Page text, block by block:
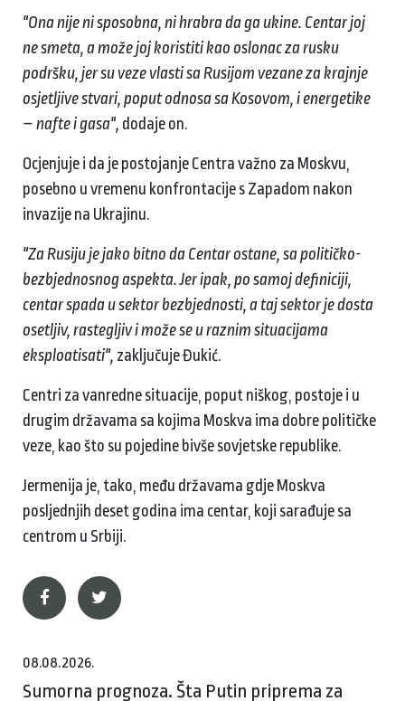
"Ona nije ni sposobna, ni hrabra da ga ukine. Centar joj
ne smeta, a može joj koristiti kao oslonac za rusku
podršku, jer su veze vlasti sa Rusijom vezane za krajnje
osjetljive stvari, poput odnosa sa Kosovom, i energetike
– nafte i gasa", dodaje on.
Ocjenjuje i da je postojanje Centra važno za Moskvu,
posebno u vremenu konfrontacije s Zapadom nakon
invazije na Ukrajinu.
"Za Rusiju je jako bitno da Centar ostane, sa političko-
bezbjednosnog aspekta. Jer ipak, po samoj definiciji,
centar spada u sektor bezbjednosti, a taj sektor je dosta
osetljiv, rastegljiv i može se u raznim situacijama
eksploatisati", zaključuje Đukić.
Centri za vanredne situacije, poput niškog, postoje i u
drugim državama sa kojima Moskva ima dobre političke
veze, kao što su pojedine bivše sovjetske republike.
Jermenija je, tako, među državama gdje Moskva
posljednjih deset godina ima centar, koji sarađuje sa
centrom u Srbiji.
08.08.2026.
Sumorna prognoza. Šta Putin priprema za